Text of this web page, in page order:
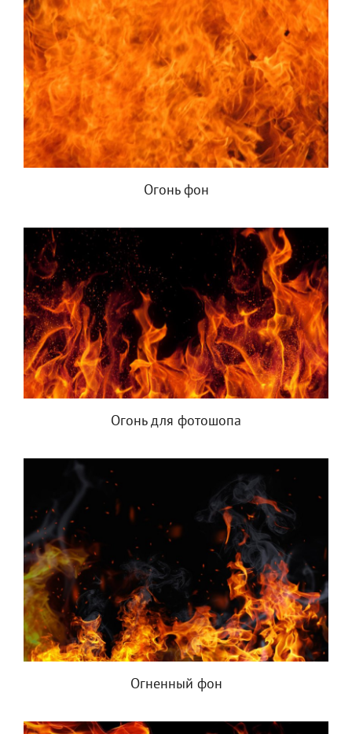
Огонь фон
Огонь для фотошопа
Огненный фон